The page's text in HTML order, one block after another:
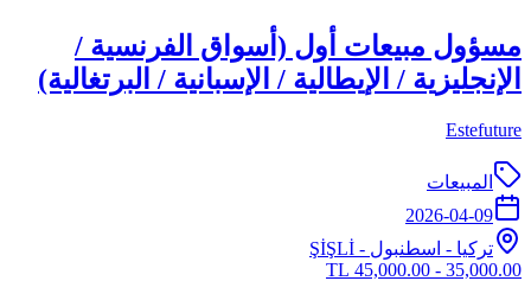
مسؤول مبيعات أول (أسواق الفرنسية /
الإنجليزية / الإيطالية / الإسبانية / البرتغالية)
Estefuture
المبيعات
2026-04-09
تركيا - اسطنبول - ŞİŞLİ
35,000.00 - 45,000.00 TL